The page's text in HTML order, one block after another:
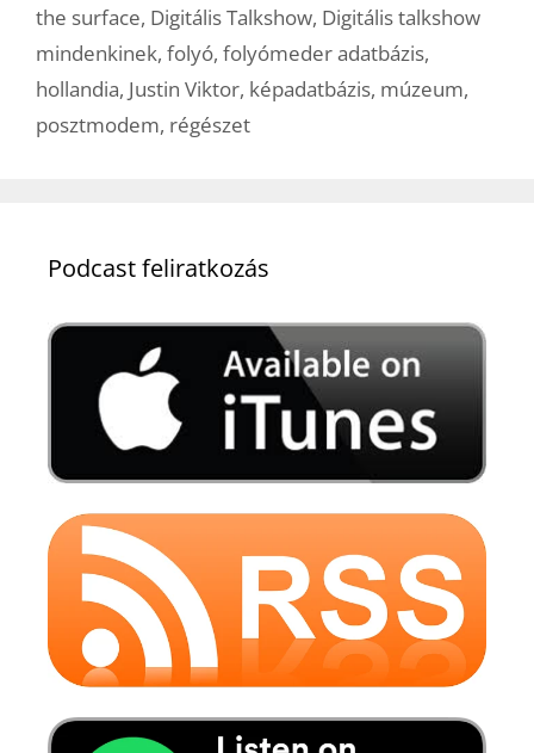
the surface, Digitális Talkshow, Digitális talkshow
mindenkinek, folyó, folyómeder adatbázis,
hollandia, Justin Viktor, képadatbázis, múzeum,
posztmodem, régészet
Podcast feliratkozás